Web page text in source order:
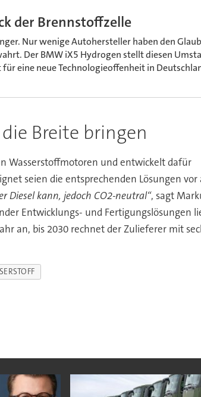
der Brennstoffzelle
Nur wenige Autohersteller haben den
Der BMW iX5 Hydrogen stellt diesen
eine neue Technologieoffenheit in
Breite bringen
Wasserstoffmotoren und entwickelt dafür
seien die entsprechenden Lösungen
Diesel kann, jedoch CO2-neutral“, sagt
Entwicklungs- und Fertigungslösungen
an, bis 2030 rechnet der Zulieferer mit